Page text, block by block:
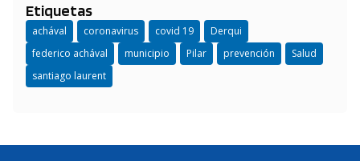
Etiquetas
achával coronavirus covid 19
Derqui
federico achával
municipio Pilar prevención
Salud
santiago laurent